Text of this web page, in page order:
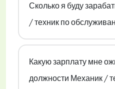
Сколько я буду
/ техник по
Какую зарплату мне
должности Механик /